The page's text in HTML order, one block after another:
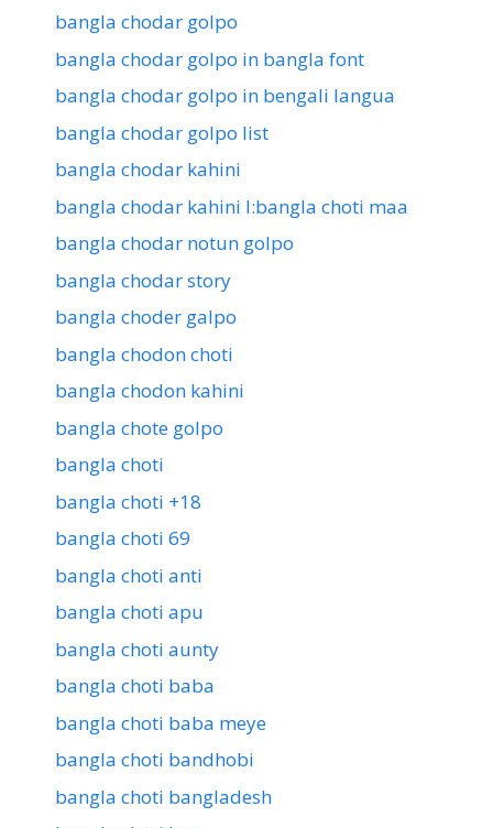
bangla chodar golpo
bangla chodar golpo in bangla font
bangla chodar golpo in bengali langua
bangla chodar golpo list
bangla chodar kahini
bangla chodar kahini l:bangla choti maa
bangla chodar notun golpo
bangla chodar story
bangla choder galpo
bangla chodon choti
bangla chodon kahini
bangla chote golpo
bangla choti
bangla choti +18
bangla choti 69
bangla choti anti
bangla choti apu
bangla choti aunty
bangla choti baba
bangla choti baba meye
bangla choti bandhobi
bangla choti bangladesh